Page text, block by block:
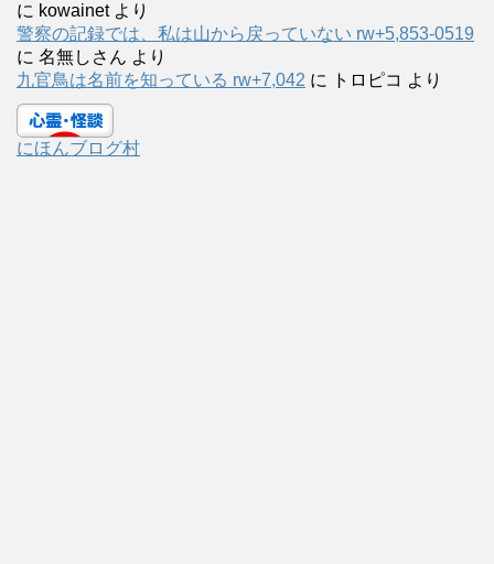
に kowainetより
警察の記録では、私は山から戻っていない rw+5,853-0519
に 名無しさん より
九官鳥は名前を知っている rw+7,042 に トロピコ より
にほんブログ村